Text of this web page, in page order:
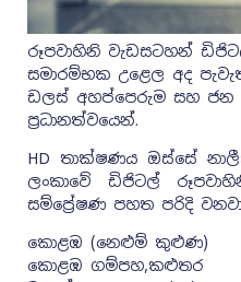
රූපවාහිනි වැඩසටහන්
සමාරම්භක උළෙල අද
ඩලස් අහප්පෙරුම සහ ජන
ප්‍රධානත්වයෙන්.
HD තාක්ෂණය ඔස්සේ
ලංකාවේ ඩිජිටල්
සම්ප්‍රේෂණ පහත පරිදි
කොළඹ (නෙළුම් කුළුණ)
කොළඹ ගම්පහ,කළුතර